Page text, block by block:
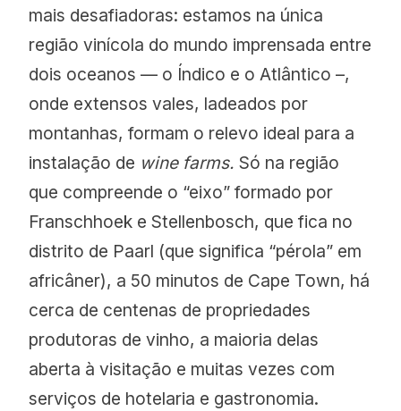
mais desafiadoras: estamos na única
região vinícola do mundo imprensada entre
dois oceanos — o Índico e o Atlântico –,
onde extensos vales, ladeados por
montanhas, formam o relevo ideal para a
instalação de wine farms. Só na região
que compreende o “eixo” formado por
Franschhoek e Stellenbosch, que fica no
distrito de Paarl (que significa “pérola” em
africâner), a 50 minutos de Cape Town, há
cerca de centenas de propriedades
produtoras de vinho, a maioria delas
aberta à visitação e muitas vezes com
serviços de hotelaria e gastronomia.